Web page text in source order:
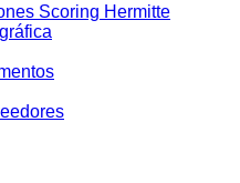
Scoring Hermitte